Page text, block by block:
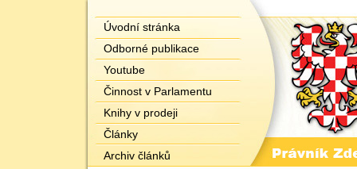
Úvodní stránka
Odborné publikace
Youtube
Činnost v Parlamentu
Knihy v prodeji
Články
Archiv článků